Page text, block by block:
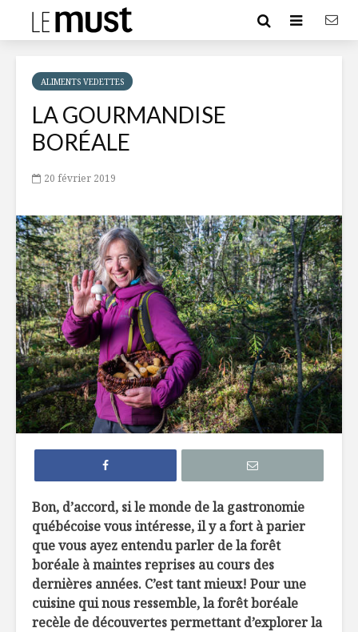
ALIMENTS VEDETTES
LA GOURMANDISE
BORÉALE
20 février 2019
Bon, d’accord, si le monde de la gastronomie
québécoise vous intéresse, il y a fort à parier
que vous ayez entendu parler de la forêt
boréale à maintes reprises au cours des
dernières années. C’est tant mieux! Pour une
cuisine qui nous ressemble, la forêt boréale
recèle de découvertes permettant d’explorer la
La chimie des
pâtisseries
canard?
Le paneer, ce
fabuleux fromage
À la
manger